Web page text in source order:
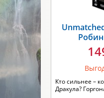
Кто сильнее –
Дракула?